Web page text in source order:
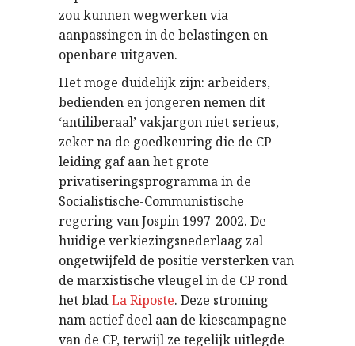
zou kunnen wegwerken via
aanpassingen in de belastingen en
openbare uitgaven.
Het moge duidelijk zijn: arbeiders,
bedienden en jongeren nemen dit
‘antiliberaal’ vakjargon niet serieus,
zeker na de goedkeuring die de CP-
leiding gaf aan het grote
privatiseringsprogramma in de
Socialistische-Communistische
regering van Jospin 1997-2002. De
huidige verkiezingsnederlaag zal
ongetwijfeld de positie versterken van
de marxistische vleugel in de CP rond
het bladLa Riposte. Deze stroming
nam actief deel aan de kiescampagne
van de CP, terwijl ze tegelijk uitlegde